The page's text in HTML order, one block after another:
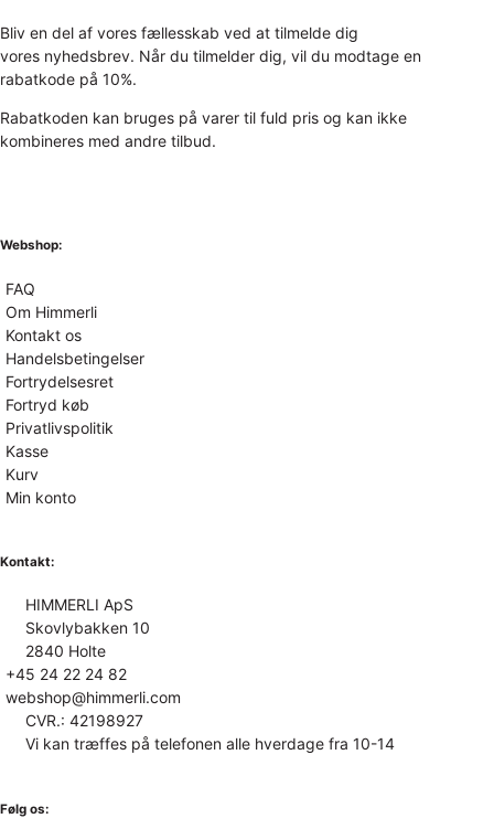
Bliv en del af vores fællesskab ved at tilmelde dig
vores nyhedsbrev. Når du tilmelder dig, vil du modtage en
rabatkode på 10%.
Rabatkoden kan bruges på varer til fuld pris og kan ikke
kombineres med andre tilbud.
Webshop:
FAQ
Om Himmerli
Kontakt os
Handelsbetingelser
Fortrydelsesret
Fortryd køb
Privatlivspolitik
Kasse
Kurv
Min konto
Kontakt:
HIMMERLI ApS
Skovlybakken 10
2840 Holte
+45 24 22 24 82
webshop@himmerli.com
CVR.: 42198927
Vi kan træffes på telefonen alle hverdage fra 10-14
Følg os: